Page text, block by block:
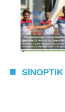
SINOPTIK